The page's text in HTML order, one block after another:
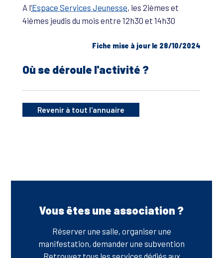
A l’Espace Services Jeunesse, les 2ièmes et
4ièmes jeudis du mois entre 12h30 et 14h30
Fiche mise à jour le 28/10/2024
Où se déroule l'activité ?
Revenir à tout l'annuaire
Vous êtes une association ?
Réserver une salle, organiser une
manifestation, demander une subvention